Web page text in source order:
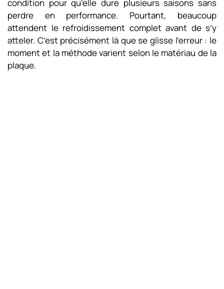
condition pour qu’elle dure plusieurs saisons sans
perdre en performance. Pourtant, beaucoup
attendent le refroidissement complet avant de s’y
atteler. C’est précisément là que se glisse l’erreur : le
moment et la méthode varient selon le matériau de la
plaque.